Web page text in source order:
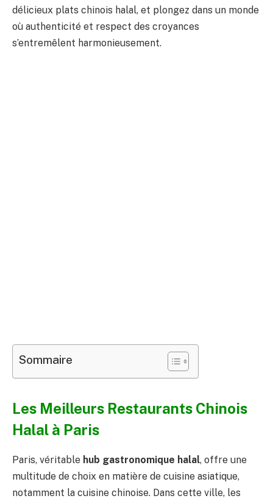
délicieux plats chinois halal, et plongez dans un monde
où authenticité et respect des croyances
s’entremêlent harmonieusement.
Sommaire
Les Meilleurs Restaurants Chinois
Halal à Paris
Paris, véritable hub gastronomique halal, offre une
multitude de choix en matière de cuisine asiatique,
notamment la cuisine chinoise. Dans cette ville, les